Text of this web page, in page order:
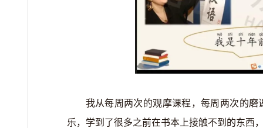
我从每周两次的观摩课程，每周两次的
乐，学到了很多之前在书本上接触不到的东西